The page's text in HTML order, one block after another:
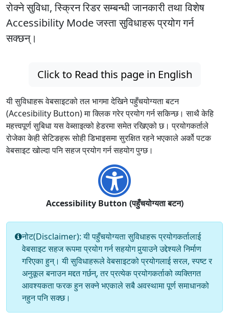
रोक्ने सुविधा, स्क्रिन रिडर सम्बन्धी जानकारी तथा विशेष
Accessibility Mode जस्ता सुविधाहरू प्रयोग गर्न
सक्छन्।
Click to Read this page in English
यी सुविधाहरू वेबसाइटको तल भागमा देखिने पहुँचयोग्यता बटन
(Accesibility Button) मा क्लिक गरेर प्रयोग गर्न सकिन्छ। साथै केहि
महत्त्वपूर्ण सुबिधा यस वेब्साइत्को हेडरमा समेत रखिएको छ। प्रयोगकर्ताले
रोजेका केही सेटिङहरू सोही डिभाइसमा सुरक्षित रहने भएकाले अर्को पटक
वेबसाइट खोल्दा पनि सहज प्रयोग गर्न सहयोग पुग्छ।
Accessibility Button (पहुँचयोग्यता बटन)
नोट(Disclaimer): यी पहुँचयोग्यता सुविधाहरू प्रयोगकर्तालाई
वेबसाइट सहज रूपमा प्रयोग गर्न सहयोग पुर्‍याउने उद्देश्यले निर्माण
गरिएका हुन्। यी सुविधाहरूले वेबसाइटको प्रयोगलाई सरल, स्पष्ट र
अनुकूल बनाउन मद्दत गर्छन्, तर प्रत्येक प्रयोगकर्ताको व्यक्तिगत
आवश्यकता फरक हुन सक्ने भएकाले सबै अवस्थामा पूर्ण समाधानको
नहुन पनि सक्छ।